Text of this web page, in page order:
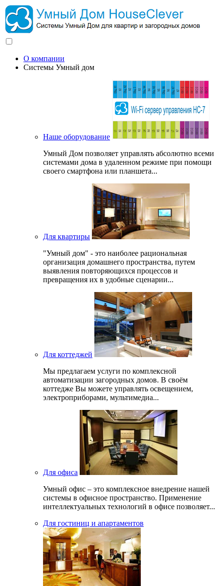
О компании
Системы Умный дом
Наше оборудование
Умный Дом позволяет управлять абсолютно всеми
системами дома в удаленном режиме при помощи
своего смартфона или планшета...
Для квартиры
"Умный дом" - это наиболее рациональная
организация домашнего пространства, путем
выявления повторяющихся процессов и
превращения их в удобные сценарии...
Для коттеджей
Мы предлагаем услуги по комплексной
автоматизации загородных домов. В своём
коттедже Вы можете управлять освещением,
электроприборами, мультимедиа...
Для офиса
Умный офис – это комплексное внедрение нашей
системы в офисное пространство. Применение
интеллектуальных технологий в офисе позволяет...
Для гостиниц и апартаментов